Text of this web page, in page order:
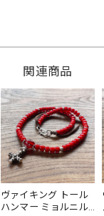
関連商品
ヴァイキング トール
ハンマー ミョルニル